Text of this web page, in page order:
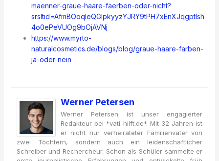
maenner-graue-haare-faerben-oder-nicht?
srsltid=AfmBOoqleQGlpkyyzYJRY9tPH7xEnXJqgptlsh
4o0ePeVUOg9bOjAVNj
https://www.myrto-
naturalcosmetics.de/blogs/blog/graue-haare-farben-
ja-oder-nein
Werner Petersen
Werner Petersen ist unser engagierter
Redakteur bei *vati-hilft.de*. Mit 32 Jahren ist
er nicht nur verheirateter Familienvater von
zwei Töchtern, sondern auch ein leidenschaftlicher
Schreiber und Rechercheur. Schon als Schüler sammelte er